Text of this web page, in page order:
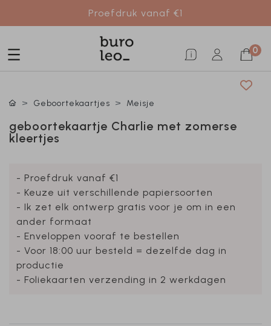
Proefdruk vanaf €1
0
Geboortekaartjes Meisje
geboortekaartje Charlie met zomerse
kleertjes
- Proefdruk vanaf €1
- Keuze uit verschillende papiersoorten
- Ik zet elk ontwerp gratis voor je om in een
ander formaat
- Enveloppen vooraf te bestellen
- Voor 18:00 uur besteld = dezelfde dag in
productie
- Foliekaarten verzending in 2 werkdagen